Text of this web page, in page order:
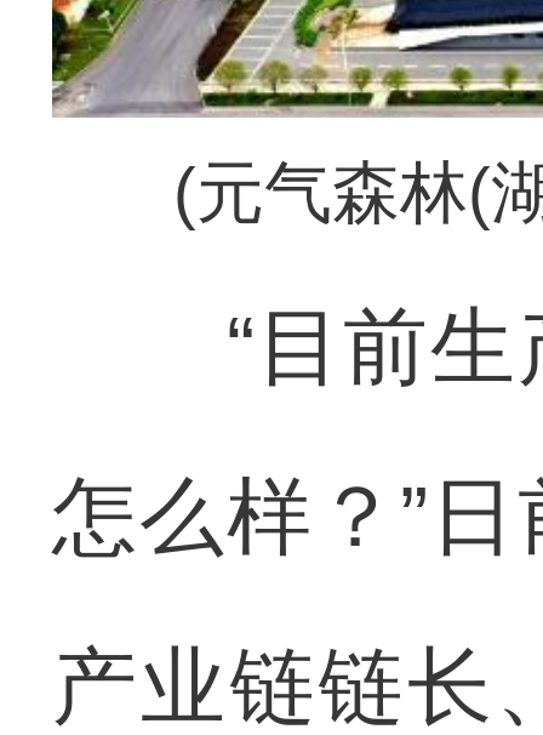
(元气森林(
“目前生
怎么样？”
产业链链长